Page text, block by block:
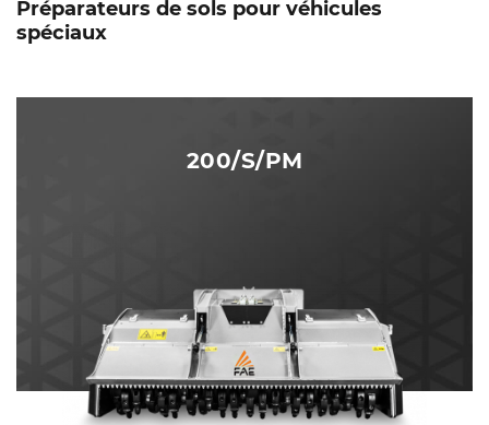
Préparateurs de sols pour véhicules
spéciaux
200/S/PM